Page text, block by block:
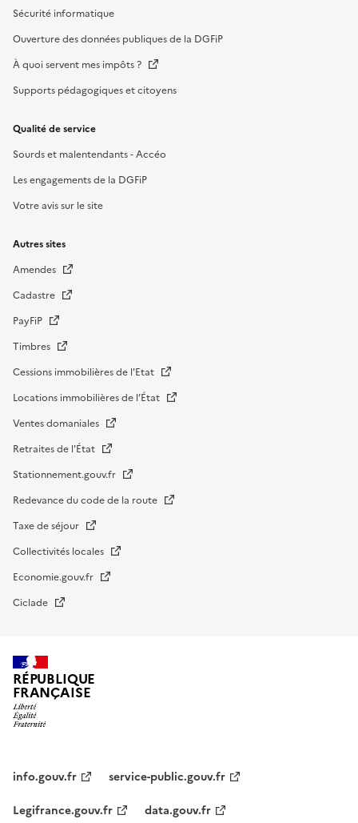
Sécurité informatique
Ouverture des données publiques de la DGFiP
À quoi servent mes impôts ?
Supports pédagogiques et citoyens
Qualité de service
Sourds et malentendants - Accéo
Les engagements de la DGFiP
Votre avis sur le site
Autres sites
Amendes
Cadastre
PayFiP
Timbres
Cessions immobilières de l'Etat
Locations immobilières de l’État
Ventes domaniales
Retraites de l'État
Stationnement.gouv.fr
Redevance du code de la route
Taxe de séjour
Collectivités locales
Economie.gouv.fr
Ciclade
RÉPUBLIQUE
FRANÇAISE
institutionnel
info.gouv.fr
service-public.gouv.fr
Legifrance.gouv.fr
data.gouv.fr